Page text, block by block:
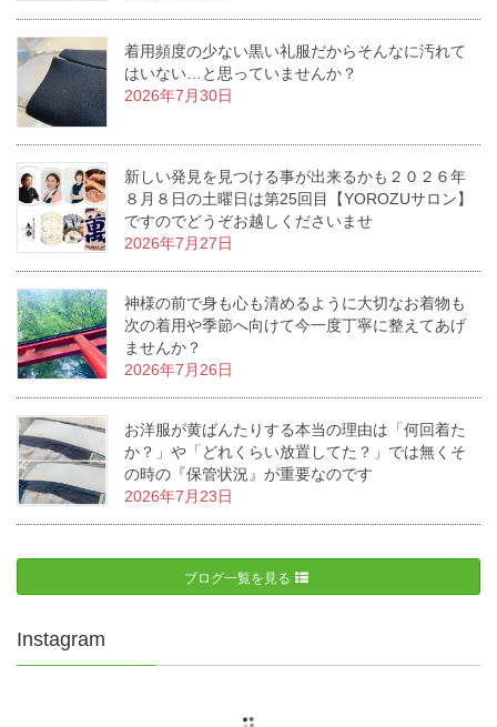
着用頻度の少ない黒い礼服だからそんなに汚れて
はいない…と思っていませんか？
2026年7月30日
新しい発見を見つける事が出来るかも２０２６年
８月８日の土曜日は第25回目【YOROZUサロン】
ですのでどうぞお越しくださいませ
2026年7月27日
神様の前で身も心も清めるように大切なお着物も
次の着用や季節へ向けて今一度丁寧に整えてあげ
ませんか？
2026年7月26日
お洋服が黄ばんたりする本当の理由は「何回着た
か？」や「どれくらい放置してた？」では無くそ
の時の『保管状況』が重要なのです
2026年7月23日
ブログ一覧を見る
Instagram